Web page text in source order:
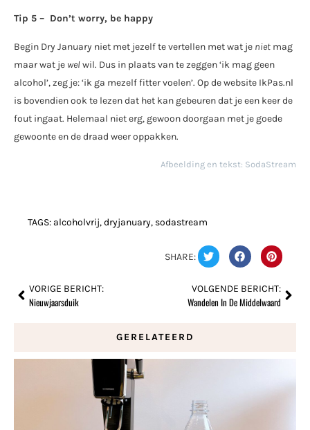
Tip 5 – Don’t worry, be happy
Begin Dry January niet met jezelf te vertellen met wat je niet mag
maar wat je wel wil. Dus in plaats van te zeggen ‘ik mag geen
alcohol’, zeg je: ‘ik ga mezelf fitter voelen’. Op de website IkPas.nl
is bovendien ook te lezen dat het kan gebeuren dat je een keer de
fout ingaat. Helemaal niet erg, gewoon doorgaan met je goede
gewoonte en de draad weer oppakken.
Afbeelding en tekst: SodaStream
TAGS: alcoholvrij,dryjanuary, sodastream
SHARE:
VORIGE BERICHT:
Nieuwjaarsduik
VOLGENDE BERICHT:
Wandelen In De Middelwaard
GERELATEERD